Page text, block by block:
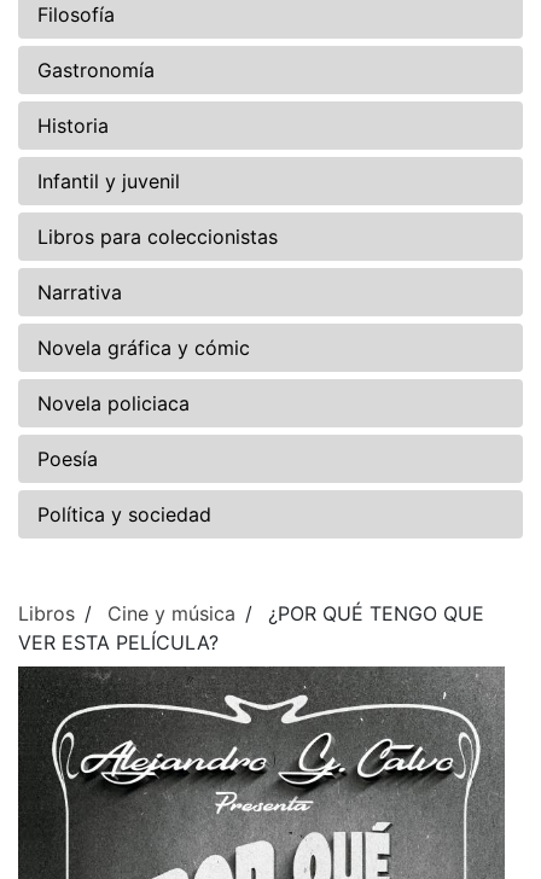
Filosofía
Gastronomía
Historia
Infantil y juvenil
Libros para coleccionistas
Narrativa
Novela gráfica y cómic
Novela policiaca
Poesía
Política y sociedad
Libros Cine y música
¿POR QUÉ TENGO QUE
VER ESTA PELÍCULA?